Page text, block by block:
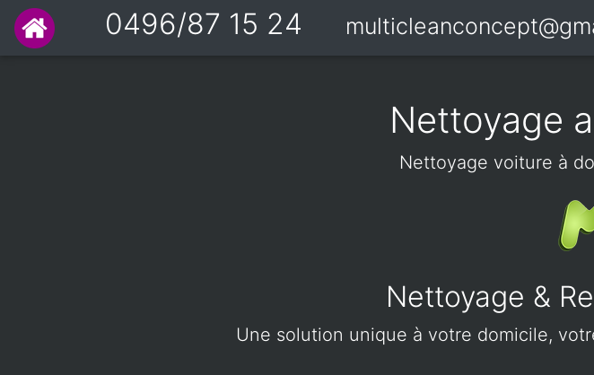
0496/87 15 24
Nettoyage
Nettoyage voiture à
Nettoyage &
Une solution unique à votre domicile,